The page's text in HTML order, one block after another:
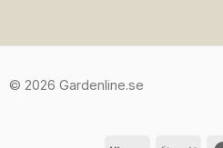
© 2026 Gardenline.se